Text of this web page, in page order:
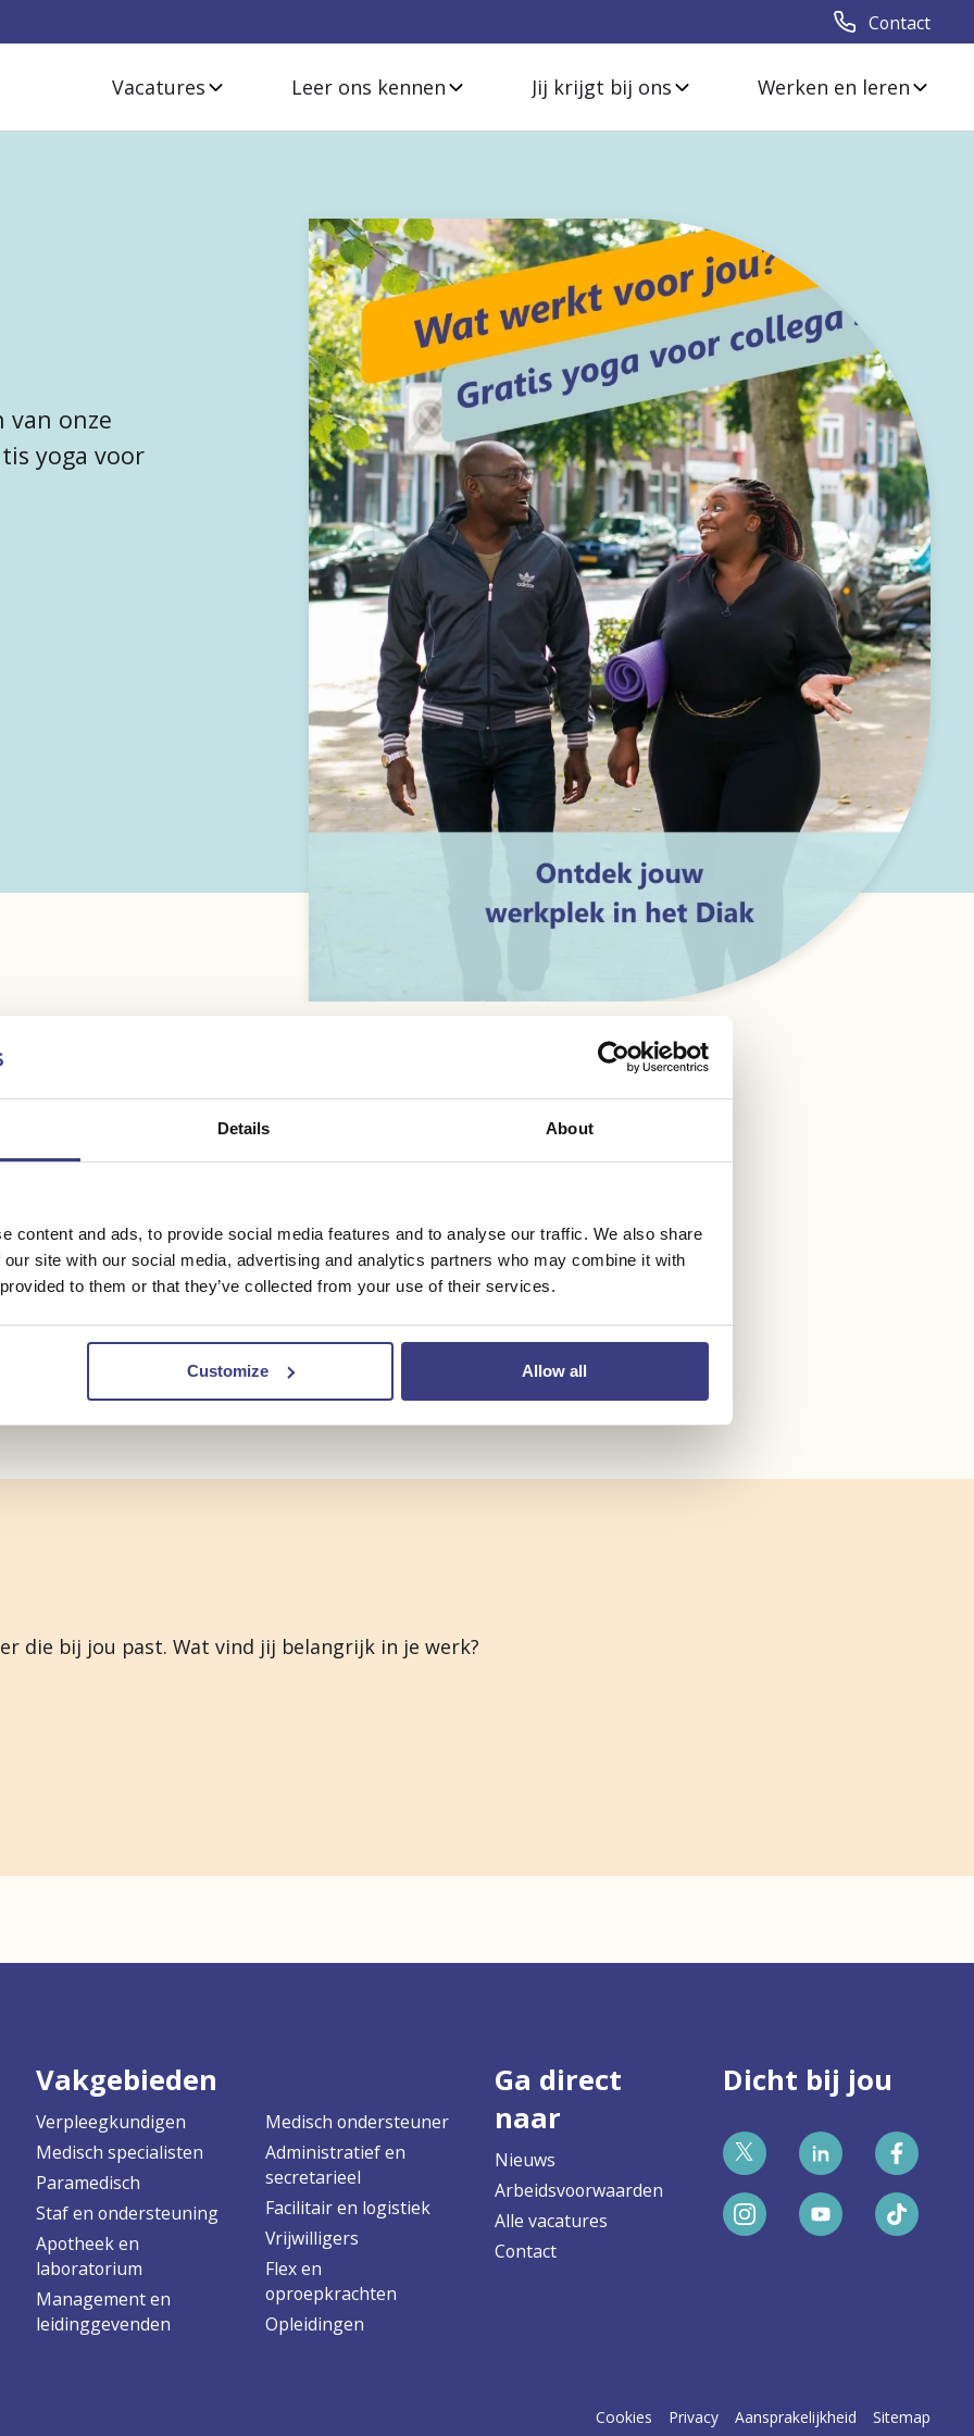
Details About
content and ads, to provide social media features and to analyse our traffic. We also share
site with our social media, advertising and analytics partners who may combine it with
to them or that they’ve collected from your use of their services.
Customize Allow all
Vacatures Leer ons kennen Jij krijgt bij ons Werken en leren
Contact
van onze
yoga voor
volgen wanneer het jou uitkomt. Van een
door tot een rustige les aan het begin of
keer per week live online lessen.
en ondernemen, maakt regelmatig
ik altijd een les kan kiezen die past bij waar ik op
voel ik me meer ontspannen en zit ik weer
van verschillende voorzieningen voor je
één van.
die bij jou past. Wat vind jij belangrijk in je werk?
Vakgebieden
Verpleegkundigen
Medisch specialisten
Paramedisch
Staf en ondersteuning
Apotheek en
laboratorium
Management en
leidinggevenden
Medisch ondersteuner
Administratief en
secretarieel
Facilitair en logistiek
Vrijwilligers
Flex en
oproepkrachten
Opleidingen
Ga direct
naar
Nieuws
Arbeidsvoorwaarden
Alle vacatures
Contact
Dicht bij jou
Bekijk
ons
Twitter
Bekijk
ons
LinkedIn
Bekijk
ons
Bekijk
Bekijk
Bekijk
Cookies Privacy Aansprakelijkheid Sitemap